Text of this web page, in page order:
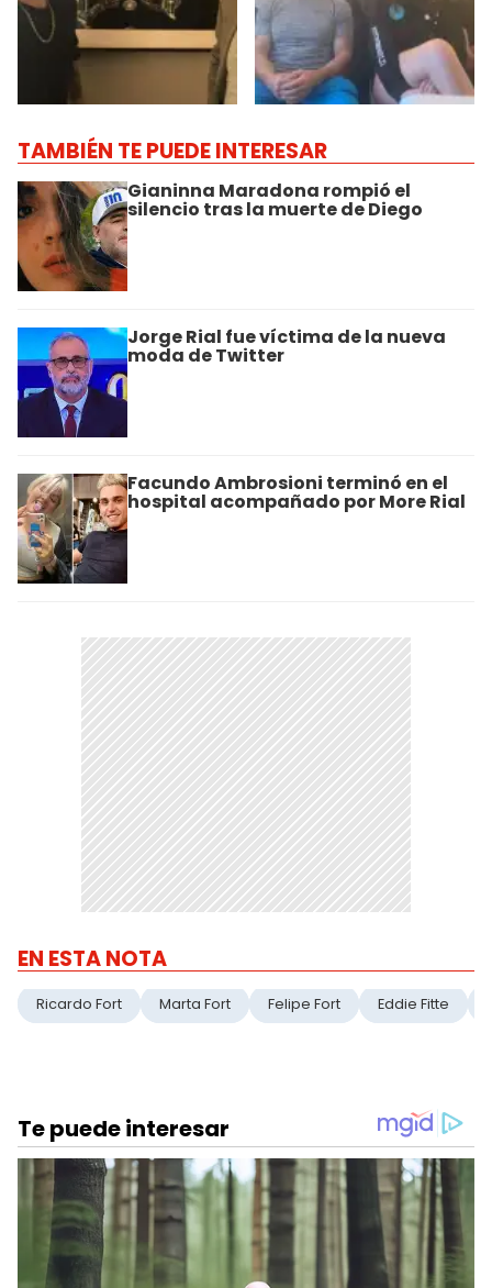
TAMBIÉN TE PUEDE INTERESAR
Gianinna Maradona rompió el
silencio tras la muerte de Diego
Jorge Rial fue víctima de la nueva
moda de Twitter
Facundo Ambrosioni terminó en el
hospital acompañado por More Rial
EN ESTA NOTA
Ricardo Fort Marta Fort Felipe Fort Eddie Fitte